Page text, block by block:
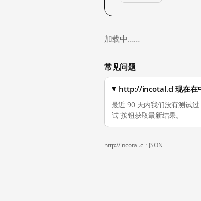
加载中……
常见问题
http://incotal.cl 现在在
最近 90 天内我们没有测试
试”按钮获取最新结果。
http://incotal.cl · JSON